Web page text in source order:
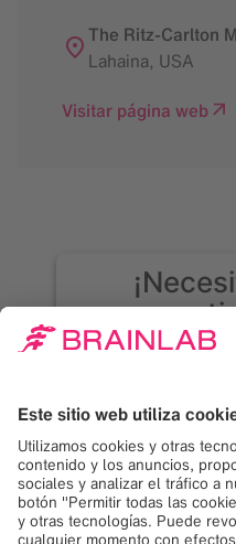
The Ritz-Carlton
Lahaina, USA
Visitar página web
cargar
Usamos
contenido que
su actividad. Por
acepte el servicio